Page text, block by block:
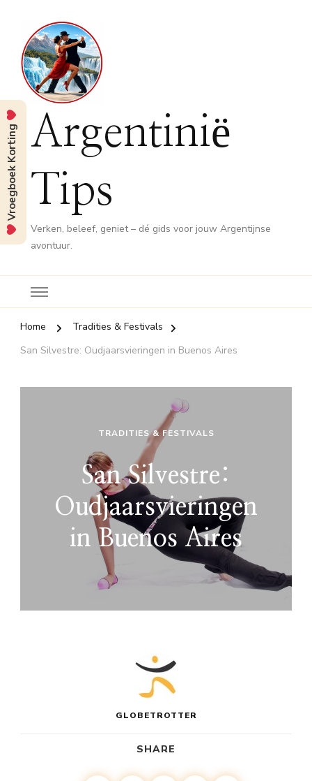
Argentinië
Tips
Verken, beleef, geniet – dé gids voor jouw Argentijnse
avontuur.
Home
Tradities & Festivals
San Silvestre: Oudjaarsvieringen in Buenos Aires
TRADITIES & FESTIVALS
San Silvestre:
Oudjaarsvieringen
in Buenos Aires
GLOBETROTTER
SHARE
Vroegboek Korting